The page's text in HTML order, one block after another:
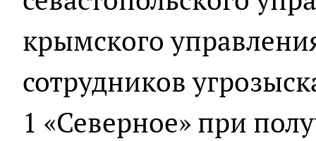
крымского
сотрудников
1 «Северное» при